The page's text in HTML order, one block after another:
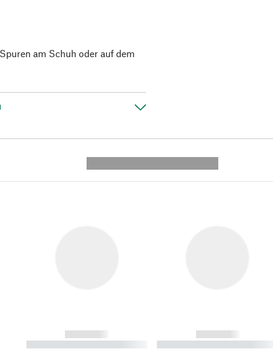
am Schuh oder auf dem
------------
----------- ----------- ----------
------------
----------- ----------- ----------